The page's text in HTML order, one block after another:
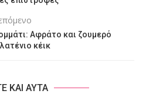
Αφράτο και ζουμερό
κέικ
ΚΑΙ ΑΥΤΑ